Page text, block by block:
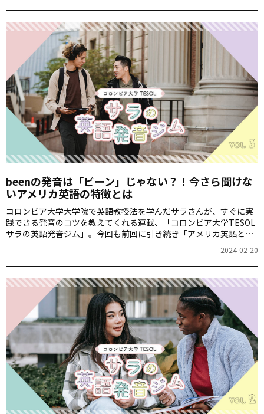
beenの発音は「ビーン」じゃない？！今さら聞けな
いアメリカ英語の特徴とは
コロンビア大学大学院で英語教授法を学んだサラさんが、すぐに実
践できる発音のコツを教えてくれる連載、「コロンビア大学TESOL
サラの英語発音ジム」。今回も前回に引き続き「アメリカ英語とイ
2024-02-20